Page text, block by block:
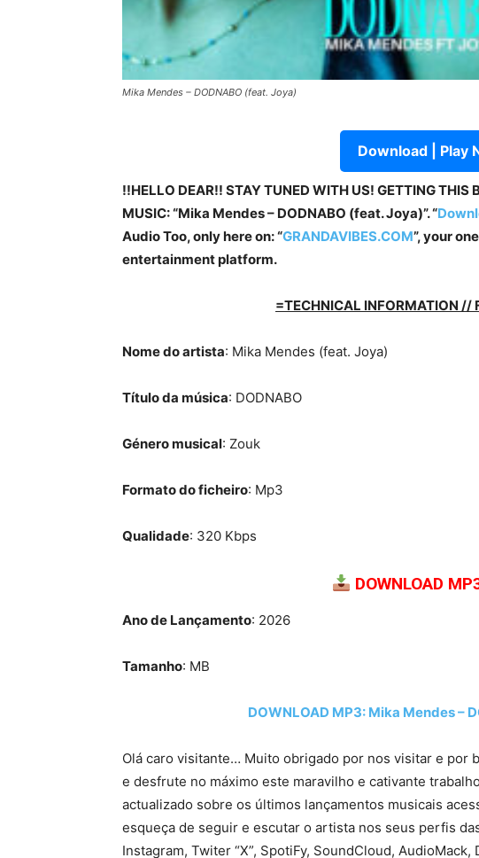
Mika Mendes – DODNABO (feat. Joya)
Download | Play
!!HELLO DEAR!! STAY TUNED WITH US! GETTING THIS
MUSIC: “Mika Mendes – DODNABO (feat. Joya)”. “
Audio Too, only here on: “GRANDAVIBES.COM”, your
entertainment platform.
=TECHNICAL INFORMATION //
Nome do artista: Mika Mendes (feat. Joya)
Título da música: DODNABO
Género musical: Zouk
Formato do ficheiro: Mp3
Qualidade: 320 Kbps
DOWNLOAD
Ano de Lançamento: 2026
Tamanho: MB
DOWNLOAD MP3: Mika Mendes –
Olá caro visitante… Muito obrigado por nos visitar e por
e desfrute no máximo este maravilho e cativante
actualizado sobre os últimos lançamentos musicais
esqueça de seguir e escutar o artista nos seus perfis
Instagram, Twiter “X”, SpotiFy, SoundCloud,